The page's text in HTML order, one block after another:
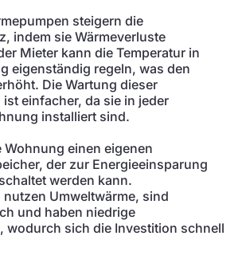
steigern die
indem sie Wärmeverluste
Mieter kann die Temperatur in
eigenständig regeln, was den
Die Wartung dieser
einfacher, da sie in jeder
installiert sind.
Wohnung einen eigenen
der zur Energieeinsparung
werden kann.
nutzen Umweltwärme, sind
und haben niedrige
wodurch sich die Investition schnell